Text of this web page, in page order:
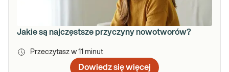
Jakie są najczęstsze przyczyny nowotworów?
Przeczytasz w 11 minut
Dowiedz się więcej